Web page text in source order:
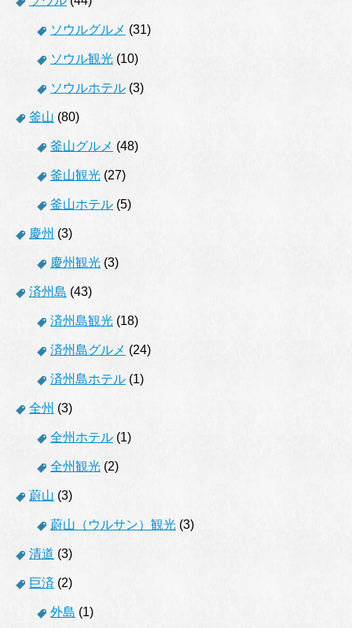
ソウルグルメ (31)
ソウル観光 (10)
ソウルホテル (3)
釜山 (80)
釜山グルメ (48)
釜山観光 (27)
釜山ホテル (5)
慶州 (3)
慶州観光 (3)
済州島 (43)
済州島観光 (18)
済州島グルメ (24)
済州島ホテル (1)
全州 (3)
全州ホテル (1)
全州観光 (2)
蔚山 (3)
蔚山（ウルサン）観光 (3)
清道 (3)
巨済 (2)
外島 (1)